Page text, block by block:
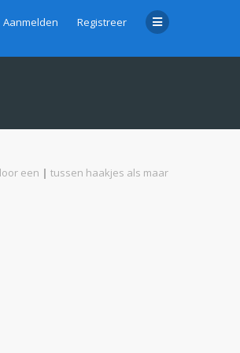
Aanmelden Registreer
een | tussen haakjes als maar